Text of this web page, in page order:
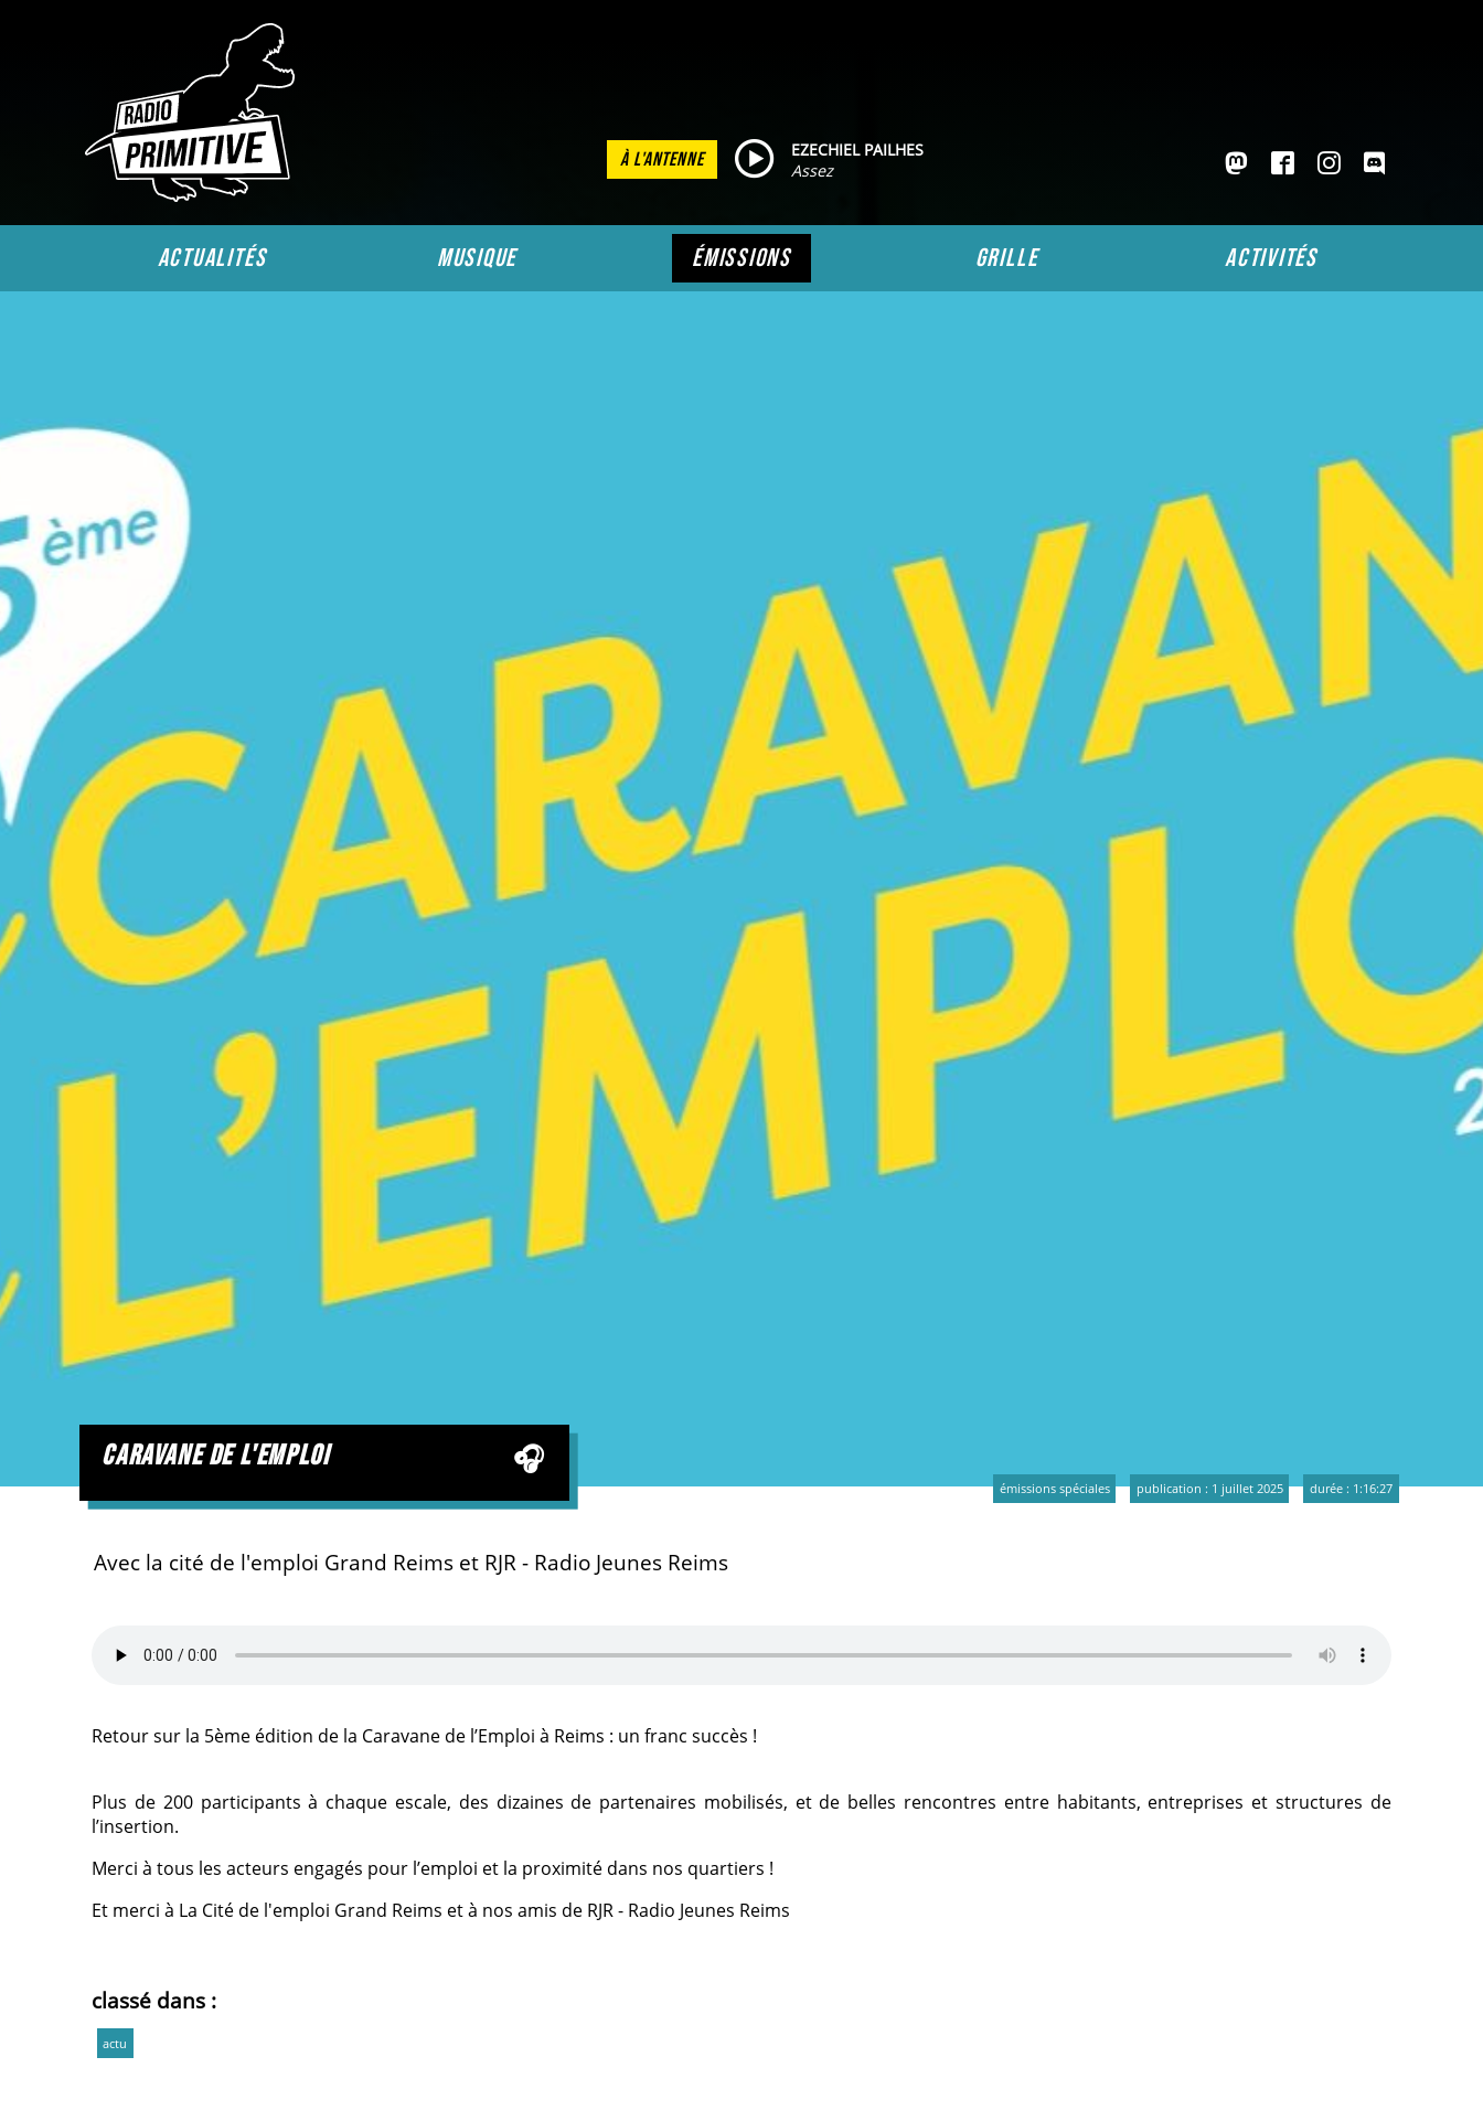
À L'ANTENNE
EZECHIEL PAILHES
Assez
actualités musique émissions grille activités
caravane de l'emploi
émissions spéciales publication : 1 juillet 2025 durée : 1:16:27
Avec la cité de l'emploi Grand Reims et RJR - Radio Jeunes Reims
Retour sur la 5ème édition de la Caravane de l’Emploi à Reims : un franc succès !
Plus de 200 participants à chaque escale, des dizaines de partenaires mobilisés, et de belles rencontres entre habitants, entreprises et structures de
l’insertion.
Merci à tous les acteurs engagés pour l’emploi et la proximité dans nos quartiers !
Et merci à La Cité de l'emploi Grand Reims et à nos amis de RJR - Radio Jeunes Reims
classé dans :
actu